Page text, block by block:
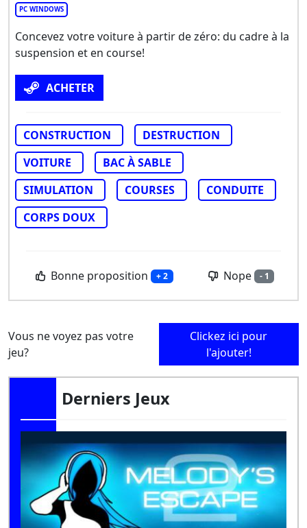
PC WINDOWS
Concevez votre voiture à partir de zéro: du cadre à la
suspension et en course!
ACHETER
CONSTRUCTION
DESTRUCTION
VOITURE
BAC À SABLE
SIMULATION
COURSES
CONDUITE
CORPS DOUX
Bonne proposition + 2 Nope - 1
Vous ne voyez pas votre
jeu?
Clickez ici pour
l'ajouter!
Derniers Jeux